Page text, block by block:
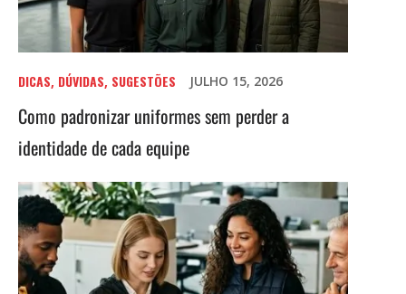
DICAS, DÚVIDAS, SUGESTÕES JULHO 15, 2026
Como padronizar uniformes sem perder a
identidade de cada equipe